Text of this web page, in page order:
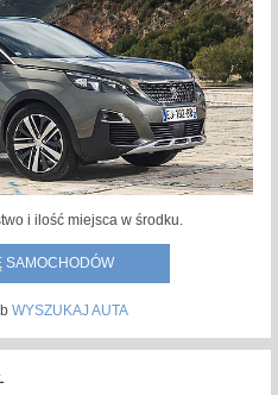
pozycję lidera sprzedaży w
»
i ilość miejsca w środku.
SAMOCHODÓW
WYSZUKAJ AUTA